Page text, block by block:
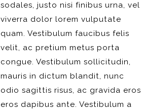
sodales, justo nisi finibus urna, vel
viverra dolor lorem vulputate
quam. Vestibulum faucibus felis
velit, ac pretium metus porta
congue. Vestibulum sollicitudin,
mauris in dictum blandit, nunc
odio sagittis risus, ac gravida eros
eros dapibus ante. Vestibulum a